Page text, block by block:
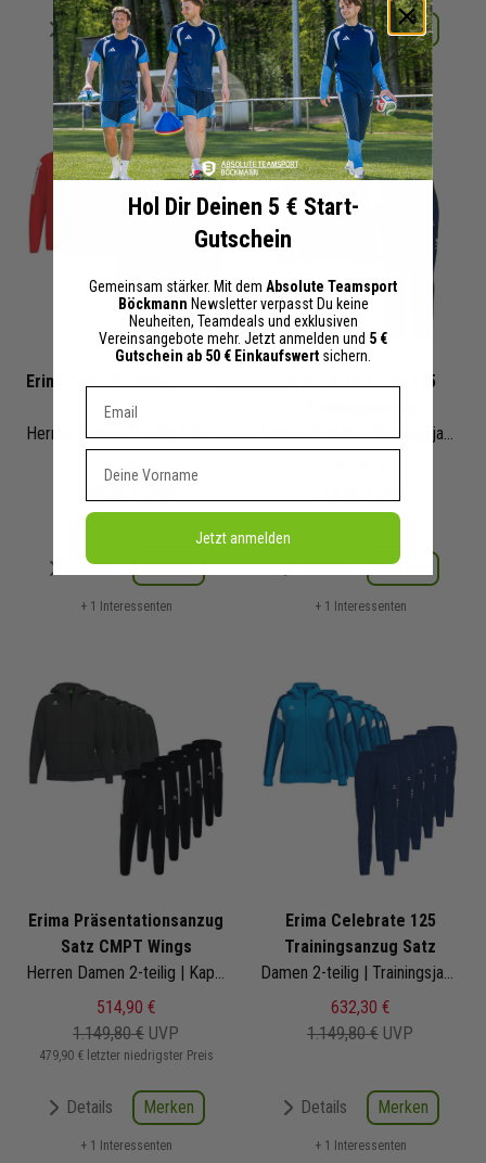
Details Merken
+ 1 Interessenten
Details Merken
+ 1 Interessenten
Erima Intro Trainingsanzug
Satz
Herren Damen 2-teilig | Trainingsjacke Trainingshose
357,30 €
Details Merken
+ 1 Interessenten
Erima Celebrate 125
Damen 2-teilig | Trainingsjacke mit Kapuze Trainingshose
Details Merken
+ 1 Interessenten
Erima Präsentationsanzug
Satz CMPT Wings
514,90 €
1.149,80 € UVP
479,90 € letzter niedrigster Preis
Details Merken
+ 1 Interessenten
Erima Celebrate 125
Trainingsanzug Satz
632,30 €
1.149,80 € UVP
Details Merken
+ 1 Interessenten
Hol Dir Deinen 5 € Start-
Gutschein
Gemeinsam stärker. Mit dem Absolute Teamsport
Böckmann Newsletter verpasst Du keine
Neuheiten, Teamdeals und exklusiven
Vereinsangebote mehr. Jetzt anmelden und 5 €
Gutschein ab 50 € Einkaufswert sichern.
Dein E-mail Adresse
Vorname
Jetzt anmelden